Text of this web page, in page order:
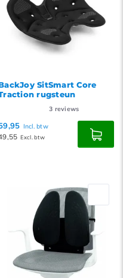
SitSmart Core
rugsteun
3 reviews
Incl. btw
Excl. btw